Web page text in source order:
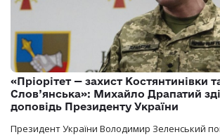
«Пріорітет — захист Костянтинівки
Слов’янська»: Михайло Драпатий
доповідь Президенту України
Президент України Володимир Зеленський